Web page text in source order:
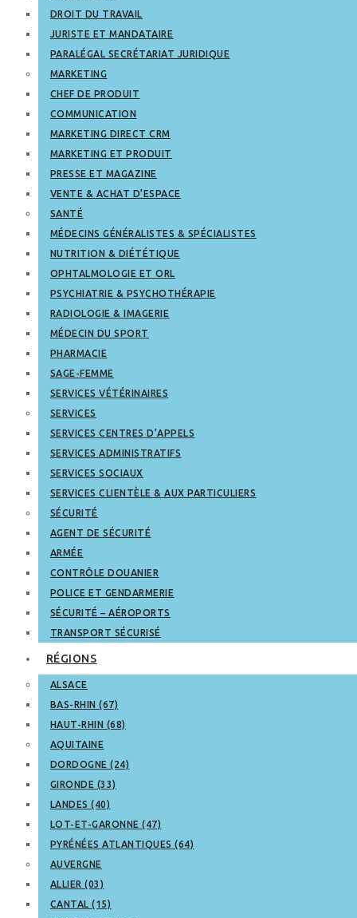
DROIT DU TRAVAIL
JURISTE ET MANDATAIRE
PARALÉGAL SECRÉTARIAT JURIDIQUE
MARKETING
CHEF DE PRODUIT
COMMUNICATION
MARKETING DIRECT CRM
MARKETING ET PRODUIT
PRESSE ET MAGAZINE
VENTE & ACHAT D’ESPACE
SANTÉ
MÉDECINS GÉNÉRALISTES & SPÉCIALISTES
NUTRITION & DIÉTÉTIQUE
OPHTALMOLOGIE ET ORL
PSYCHIATRIE & PSYCHOTHÉRAPIE
RADIOLOGIE & IMAGERIE
MÉDECIN DU SPORT
PHARMACIE
SAGE-FEMME
SERVICES VÉTÉRINAIRES
SERVICES
SERVICES CENTRES D’APPELS
SERVICES ADMINISTRATIFS
SERVICES SOCIAUX
SERVICES CLIENTÈLE & AUX PARTICULIERS
SÉCURITÉ
AGENT DE SÉCURITÉ
ARMÉE
CONTRÔLE DOUANIER
POLICE ET GENDARMERIE
SÉCURITÉ – AÉROPORTS
TRANSPORT SÉCURISÉ
RÉGIONS
ALSACE
BAS-RHIN (67)
HAUT-RHIN (68)
AQUITAINE
DORDOGNE (24)
GIRONDE (33)
LANDES (40)
LOT-ET-GARONNE (47)
PYRÉNÉES ATLANTIQUES (64)
AUVERGNE
ALLIER (03)
CANTAL (15)